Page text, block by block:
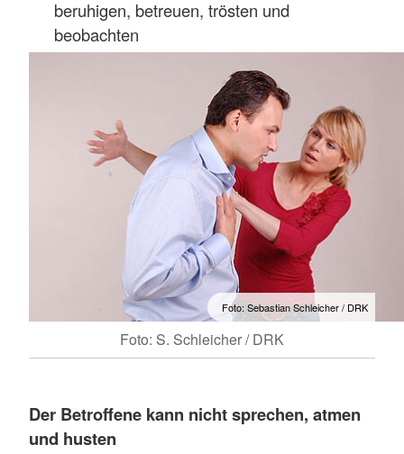
beruhigen, betreuen, trösten und
beobachten
Foto: Sebastian Schleicher / DRK
Foto: S. Schleicher / DRK
Der Betroffene kann nicht sprechen, atmen
und husten